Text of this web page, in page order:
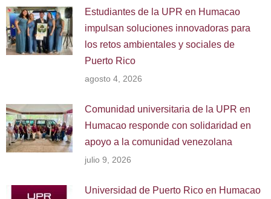
Estudiantes de la UPR en Humacao
impulsan soluciones innovadoras para
los retos ambientales y sociales de
Puerto Rico
agosto 4, 2026
Comunidad universitaria de la UPR en
Humacao responde con solidaridad en
apoyo a la comunidad venezolana
julio 9, 2026
Universidad de Puerto Rico en Humacao